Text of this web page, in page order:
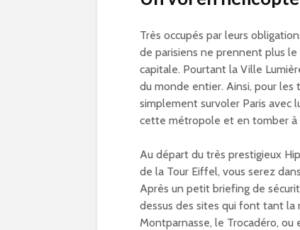
Très occupés par leurs
de parisiens ne prennent plus
capitale. Pourtant la Ville
du monde entier. Ainsi, pour
simplement survoler Paris avec
cette métropole et en tomber à
Au départ du très prestigieux
de la Tour Eiffel, vous serez
Après un petit briefing de
dessus des sites qui font tant
Montparnasse, le Trocadéro, ou